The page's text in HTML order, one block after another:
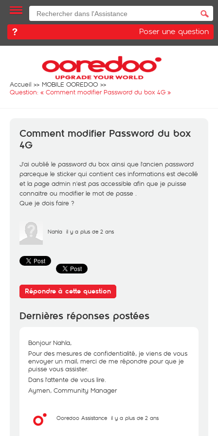
Poser une question
Accueil
MOBILE OOREDOO
Question: « Comment modifier Password du box 4G »
Comment modifier Password du box
4G
J'ai oublié le password du box ainsi que l'ancien password
parceque le sticker qui contient ces informations est decollé
et la page admin n'est pas accessible afin que je puisse
connaitre ou modifier le mot de passe .
Que je dois faire ?
Nahla il y a plus de 2 ans
Répondre à cette question
Dernières réponses postées
Bonjour Nahla,
Pour des mesures de confidentialité, je viens de vous
envoyer un mail, merci de me répondre pour que je
puisse vous assister.
Dans l'attente de vous lire.
Aymen, Community Manager
Ooredoo Assistance il y a plus de 2 ans